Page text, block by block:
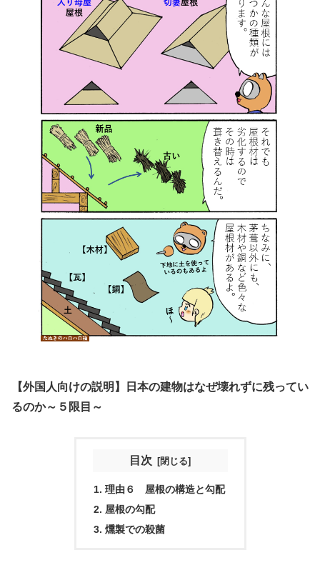
【外国人向けの説明】日本の建物はなぜ壊れずに残ってい
るのか～５限目～
目次
理由６ 屋根の構造と勾配
屋根の勾配
燻製での殺菌